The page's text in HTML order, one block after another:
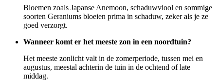
Bloemen zoals Japanse Anemoon, schaduwviool en sommige
soorten Geraniums bloeien prima in schaduw, zeker als je ze
goed verzorgt.
Wanneer komt er het meeste zon in een noordtuin?
Het meeste zonlicht valt in de zomerperiode, tussen mei en
augustus, meestal achterin de tuin in de ochtend of late
middag.